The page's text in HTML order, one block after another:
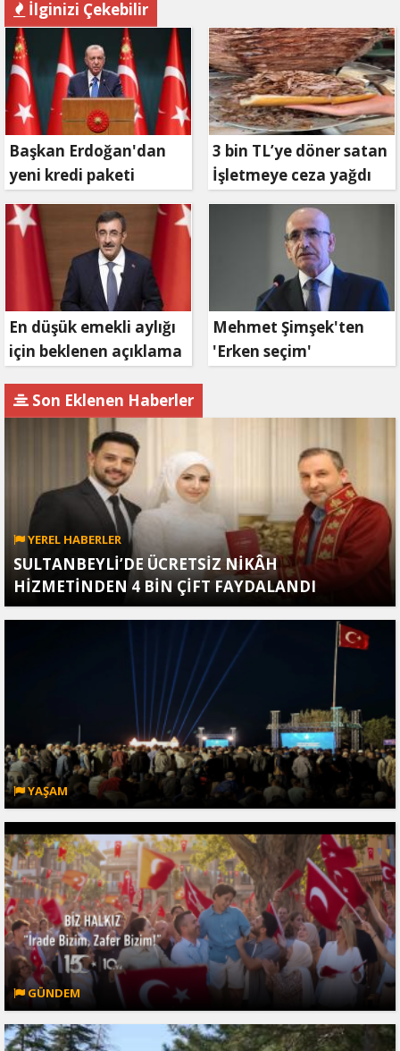
İlginizi Çekebilir
Başkan Erdoğan'dan
yeni kredi paketi
müjdesi: 6 ay geri
ödemesiz, 36 ay vadeli
3 bin TL’ye döner satan
İşletmeye ceza yağdı
En düşük emekli aylığı
için beklenen açıklama
Mehmet Şimşek'ten
'Erken seçim'
Son Eklenen Haberler
YEREL HABERLER
SULTANBEYLİ’DE ÜCRETSİZ NİKÂH
HİZMETİNDEN 4 BİN ÇİFT FAYDALANDI
YAŞAM
GÜNDEM